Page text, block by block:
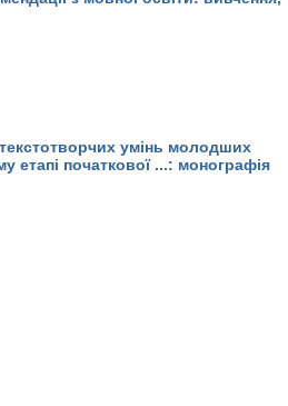
умінь молодших
етапі початкової ...: монографія